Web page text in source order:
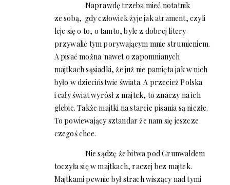
Naprawdę trzeba mieć notatnik
ze sobą, gdy człowiek żyje jak atrament, czyli
leje się o to, o tamto, byle z dobrej litery
przywalić tym porywającym mnie strumieniem.
A pisać można nawet o zapomnianych
majtkach sąsiadki, że już nie pamięta jak w nich
było w dzieciństwie świata. A przecież Polska
i cały świat wyrósł z majtek, to znaczy na ich
glebie. Także majtki na starcie pisania są niezłe.
To powiewający sztandar że nam się jeszcze
czegoś chce.
Nie sądzę że bitwa pod Grunwaldem
toczyła się w majtkach, raczej bez majtek.
Majtkami pewnie był strach wiszący nad tymi